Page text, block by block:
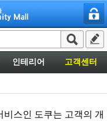
인테리어 고객센터
비스인도쿠는고객의개